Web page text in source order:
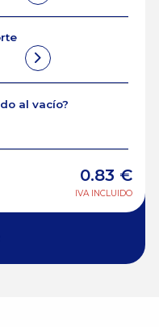
al vacío?
0.83 €
IVA INCLUIDO